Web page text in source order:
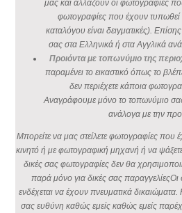
μας και αλλάζουν οι φωτογραφίες
φωτογραφίες που έχουν τυπωθεί
καταλόγου είναι δειγματικές).
σας στα Ελληνικά ή στα Αγγλικά
Προιόντα με τοπωνύμιο της
παραμένει το εικαστικό όπως το
δεν περιέχετε κάποια
Αναγράφουμε μόνο το τοπωνύμιο
ανάλογα με την
Μπορείτε να μας στείλετε φωτογραφίες που
κινητό ή με φωτογραφική μηχανή ή να
δικές σας φωτογραφίες δεν θα
παρά μόνο για δικές σας παραγγελίεςΟι
ενδέχεται να έχουν πνευματικά δικαιώματα.
σας ευθύνη καθώς εμείς καθώς εμείς